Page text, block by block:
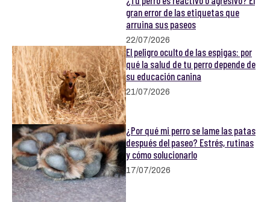
gran error de las etiquetas que
arruina sus paseos
22/07/2026
El peligro oculto de las espigas: por
qué la salud de tu perro depende de
su educación canina
21/07/2026
¿Por qué mi perro se lame las patas
después del paseo? Estrés, rutinas
y cómo solucionarlo
17/07/2026